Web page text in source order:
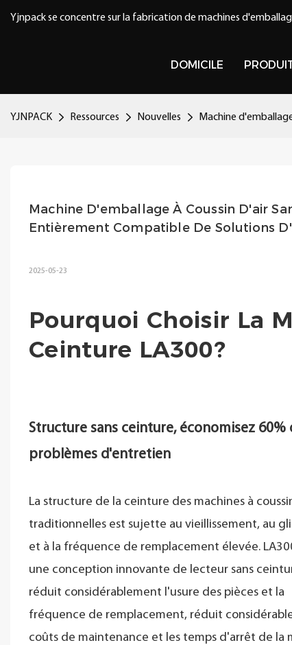
Yjnpack se concentre sur la fabrication de machines
DOMICILE
YJNPACK Ressources Nouvelles Machine
Machine D'emballage À Coussin D'air
Entièrement Compatible De Solutions
2025-05-23
Pourquoi Choisir La
Ceinture LA300?
Structure sans ceinture, économisez 60%
problèmes d'entretien
La structure de la ceinture des machines à
traditionnelles est sujette au vieillissement, au
et à la fréquence de remplacement élevée.
une conception innovante de lecteur sans
réduit considérablement l'usure des pièces et la
fréquence de remplacement, réduit
coûts de maintenance et les temps d'arrêt de la